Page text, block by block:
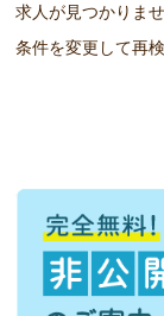
求人が見つかりま
条件を変更して再